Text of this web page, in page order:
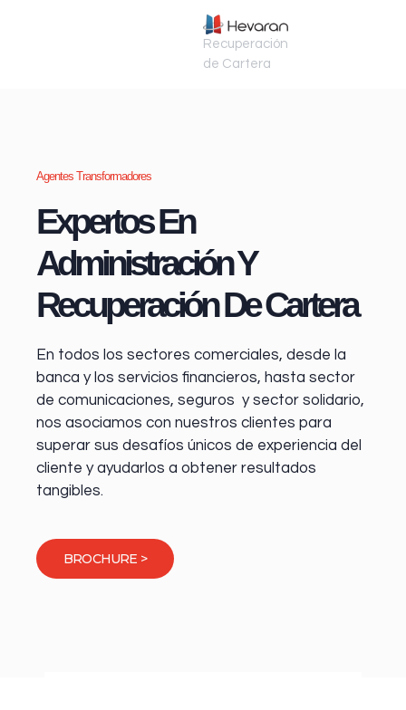
Recuperación
de Cartera
Agentes Transformadores
Expertos En
Administración Y
Recuperación De Cartera
En todos los sectores comerciales, desde la
banca y los servicios financieros, hasta sector
de comunicaciones, seguros y sector solidario,
nos asociamos con nuestros clientes para
superar sus desafíos únicos de experiencia del
cliente y ayudarlos a obtener resultados
tangibles.
BROCHURE >